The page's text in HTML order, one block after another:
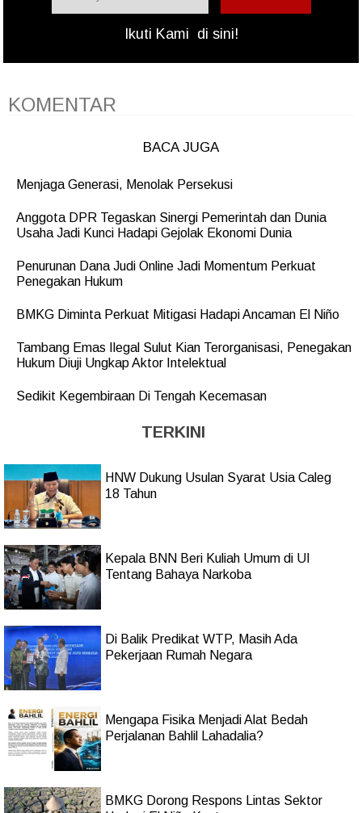
Ikuti Kami di sini!
KOMENTAR
BACA JUGA
Menjaga Generasi, Menolak Persekusi
Anggota DPR Tegaskan Sinergi Pemerintah dan Dunia
Usaha Jadi Kunci Hadapi Gejolak Ekonomi Dunia
Penurunan Dana Judi Online Jadi Momentum Perkuat
Penegakan Hukum
BMKG Diminta Perkuat Mitigasi Hadapi Ancaman El Niño
Tambang Emas Ilegal Sulut Kian Terorganisasi, Penegakan
Hukum Diuji Ungkap Aktor Intelektual
Sedikit Kegembiraan Di Tengah Kecemasan
TERKINI
HNW Dukung Usulan Syarat Usia Caleg
18 Tahun
Kepala BNN Beri Kuliah Umum di UI
Tentang Bahaya Narkoba
Di Balik Predikat WTP, Masih Ada
Pekerjaan Rumah Negara
Mengapa Fisika Menjadi Alat Bedah
Perjalanan Bahlil Lahadalia?
BMKG Dorong Respons Lintas Sektor